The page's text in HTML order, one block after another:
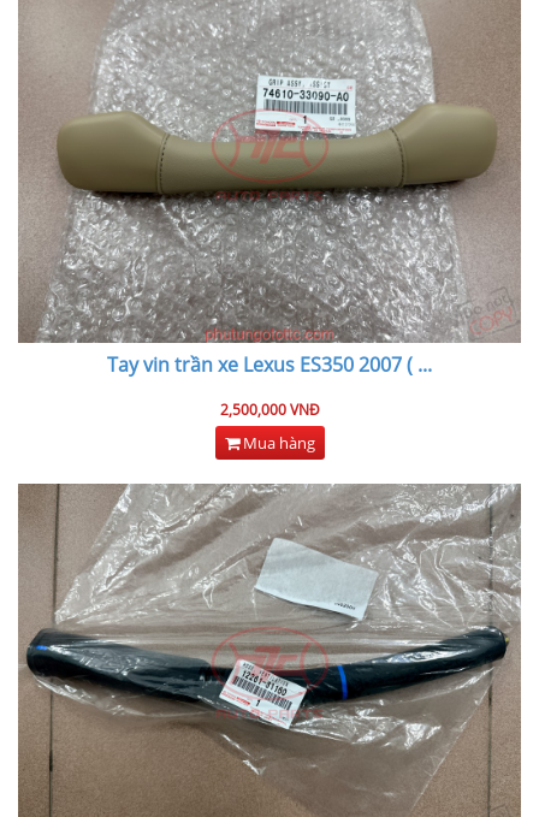
Tay vin trần xe Lexus ES350 2007 ( ...
2,500,000 VNĐ
Mua hàng